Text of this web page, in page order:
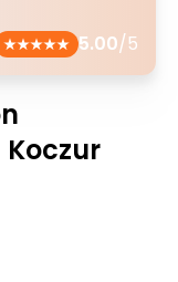
5.00/5